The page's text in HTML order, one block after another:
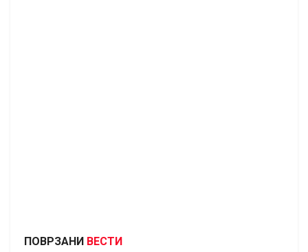
ПОВРЗАНИ ВЕСТИ